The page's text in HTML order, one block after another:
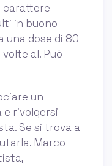
carattere
in buono
una dose di 80
al. Può
un
e rivolgersi
Se si trova a
Marco